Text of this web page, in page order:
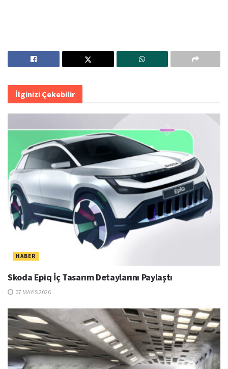
İlginizi Çekebilir
HABER
Skoda Epiq İç Tasarım Detaylarını Paylaştı
07 MAYIS 2026